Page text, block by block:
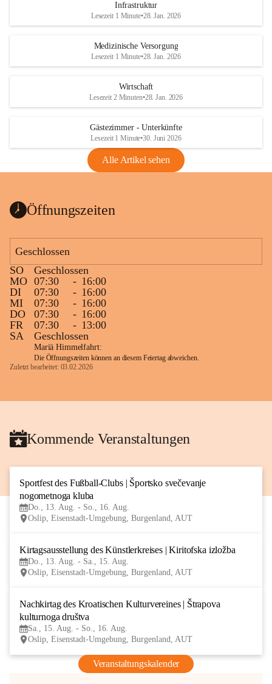
Infrastruktur
Lesezeit 1 Minute•28. Jan. 2026
Medizinische Versorgung
Lesezeit 1 Minute•28. Jan. 2026
Wirtschaft
Lesezeit 2 Minuten•28. Jan. 2026
Gästezimmer - Unterkünfte
Lesezeit 1 Minute•30. Juni 2026
Alle Artikel sehen
Öffnungszeiten
Geschlossen
SO
Geschlossen
MO 07:30 - 16:00
DI
07:30 - 16:00
MI
07:30 - 16:00
DO
07:30 - 16:00
FR
07:30 - 13:00
SA
Geschlossen
Mariä Himmelfahrt:
Die Öffnungszeiten können an diesem Feiertag abweichen.
Zuletzt bearbeitet: 03.02.2026
Kommende Veranstaltungen
Sportfest des Fußball-Clubs | Športsko svečevanje
nogometnoga kluba
Do., 13. Aug. - So., 16. Aug.
Oslip, Eisenstadt-Umgebung, Burgenland, AUT
Kirtagsausstellung des Künstlerkreises | Kiritofska izložba
Do., 13. Aug. - Sa., 15. Aug.
Oslip, Eisenstadt-Umgebung, Burgenland, AUT
Nachkirtag des Kroatischen Kulturvereines | Štrapova
kulturnoga društva
Sa., 15. Aug. - So., 16. Aug.
Oslip, Eisenstadt-Umgebung, Burgenland, AUT
Veranstaltungskalender